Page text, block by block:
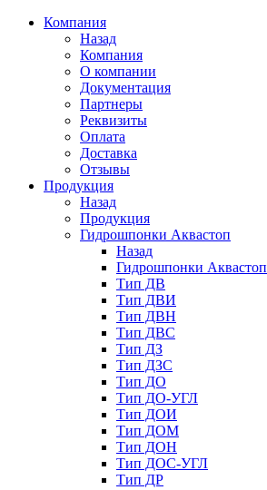
Компания
Назад
Компания
О компании
Документация
Партнеры
Реквизиты
Оплата
Доставка
Отзывы
Продукция
Назад
Продукция
Гидрошпонки Аквастоп
Назад
Гидрошпонки Аквастоп
Тип ДВ
Тип ДВИ
Тип ДВН
Тип ДВС
Тип ДЗ
Тип ДЗС
Тип ДО
Тип ДО-УГЛ
Тип ДОИ
Тип ДОМ
Тип ДОН
Тип ДОС-УГЛ
Тип ДР